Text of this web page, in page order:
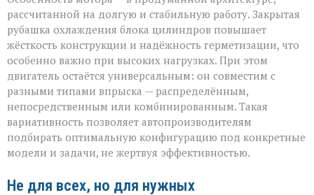
рассчитанной на долгую и стабильную работу. Закрытая
рубашка охлаждения блока цилиндров повышает
жёсткость конструкции и надёжность герметизации, что
особенно важно при высоких нагрузках. При этом
двигатель остаётся универсальным: он совместим с
разными типами впрыска — распределённым,
непосредственным или комбинированным. Такая
вариативность позволяет автопроизводителям
подбирать оптимальную конфигурацию под конкретные
модели и задачи, не жертвуя эффективностью.
Не для всех, но для нужных